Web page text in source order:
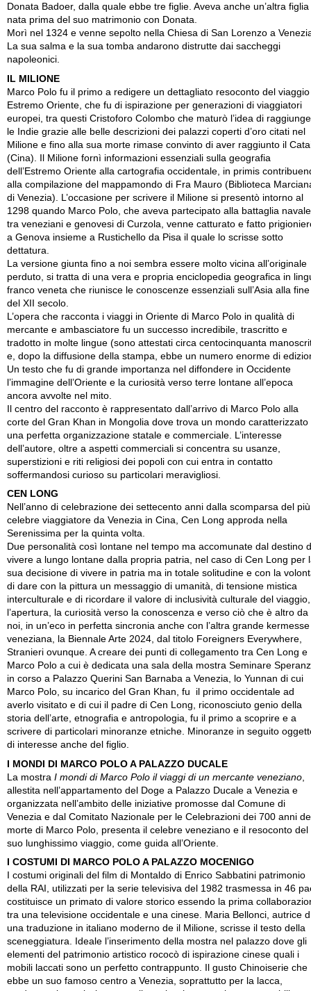
Donata Badoer, dalla quale ebbe tre figlie. Aveva anche un’altra figlia
nata prima del suo matrimonio con Donata.
Morì nel 1324 e venne sepolto nella Chiesa di San Lorenzo a
La sua salma e la sua tomba andarono distrutte dai saccheggi
napoleonici.
IL MILIONE
Marco Polo fu il primo a redigere un dettagliato resoconto del
Estremo Oriente, che fu di ispirazione per generazioni di viaggiatori
europei, tra questi Cristoforo Colombo che maturò l’idea di
le Indie grazie alle belle descrizioni dei palazzi coperti d’oro citati nel
Milione e fino alla sua morte rimase convinto di aver raggiunto il
(Cina). Il Milione fornì informazioni essenziali sulla geografia
dell’Estremo Oriente alla cartografia occidentale, in primis
alla compilazione del mappamondo di Fra Mauro (Biblioteca
di Venezia). L’occasione per scrivere il Milione si presentò intorno al
1298 quando Marco Polo, che aveva partecipato alla battaglia navale
tra veneziani e genovesi di Curzola, venne catturato e fatto
a Genova insieme a Rustichello da Pisa il quale lo scrisse sotto
dettatura.
La versione giunta fino a noi sembra essere molto vicina all’originale
perduto, si tratta di una vera e propria enciclopedia geografica in
franco veneta che riunisce le conoscenze essenziali sull’Asia alla fine
del XII secolo.
L’opera che racconta i viaggi in Oriente di Marco Polo in qualità di
mercante e ambasciatore fu un successo incredibile, trascritto e
tradotto in molte lingue (sono attestati circa centocinquanta
e, dopo la diffusione della stampa, ebbe un numero enorme di
Un testo che fu di grande importanza nel diffondere in Occidente
l’immagine dell’Oriente e la curiosità verso terre lontane all’epoca
ancora avvolte nel mito.
Il centro del racconto è rappresentato dall’arrivo di Marco Polo alla
corte del Gran Khan in Mongolia dove trova un mondo caratterizzato
una perfetta organizzazione statale e commerciale. L’interesse
dell’autore, oltre a aspetti commerciali si concentra su usanze,
superstizioni e riti religiosi dei popoli con cui entra in contatto
soffermandosi curioso su particolari meravigliosi.
CEN LONG
Nell’anno di celebrazione dei settecento anni dalla scomparsa del più
celebre viaggiatore da Venezia in Cina, Cen Long approda nella
Serenissima per la quinta volta.
Due personalità così lontane nel tempo ma accomunate dal destino
vivere a lungo lontane dalla propria patria, nel caso di Cen Long per
sua decisione di vivere in patria ma in totale solitudine e con la
di dare con la pittura un messaggio di umanità, di tensione mistica
interculturale e di ricordare il valore di inclusività culturale del viaggio,
l’apertura, la curiosità verso la conoscenza e verso ciò che è altro da
noi, in un’eco in perfetta sincronia anche con l’altra grande kermesse
veneziana, la Biennale Arte 2024, dal titolo Foreigners Everywhere,
Stranieri ovunque. A creare dei punti di collegamento tra Cen Long e
Marco Polo a cui è dedicata una sala della mostra Seminare
in corso a Palazzo Querini San Barnaba a Venezia, lo Yunnan di cui
Marco Polo, su incarico del Gran Khan, fu il primo occidentale ad
averlo visitato e di cui il padre di Cen Long, riconosciuto genio della
storia dell’arte, etnografia e antropologia, fu il primo a scoprire e a
scrivere di particolari minoranze etniche. Minoranze in seguito
di interesse anche del figlio.
I MONDI DI MARCO POLO A PALAZZO DUCALE
La mostra I mondi di Marco Polo il viaggi di un mercante veneziano
allestita nell’appartamento del Doge a Palazzo Ducale a Venezia e
organizzata nell’ambito delle iniziative promosse dal Comune di
Venezia e dal Comitato Nazionale per le Celebrazioni dei 700 anni
morte di Marco Polo, presenta il celebre veneziano e il resoconto del
suo lunghissimo viaggio, come guida all’Oriente.
I COSTUMI DI MARCO POLO A PALAZZO MOCENIGO
I costumi originali del film di Montaldo di Enrico Sabbatini patrimonio
della RAI, utilizzati per la serie televisiva del 1982 trasmessa in 46
costituisce un primato di valore storico essendo la prima
tra una televisione occidentale e una cinese. Maria Bellonci, autrice
una traduzione in italiano moderno de il Milione, scrisse il testo della
sceneggiatura. Ideale l’inserimento della mostra nel palazzo dove gli
elementi del patrimonio artistico rococò di ispirazione cinese quali i
mobili laccati sono un perfetto contrappunto. Il gusto Chinoiserie che
ebbe un suo famoso centro a Venezia, soprattutto per la lacca,